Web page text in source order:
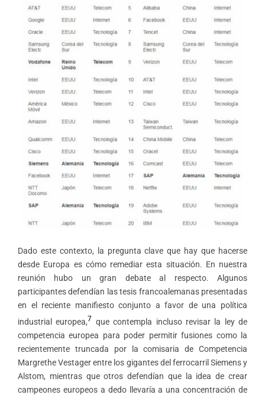
Dado este contexto, la pregunta clave que hay que hacerse
desde Europa es cómo remediar esta situación. En nuestra
reunión hubo un gran debate al respecto. Algunos
participantes defendían las tesis francoalemanas presentadas
en el reciente manifiesto conjunto a favor de una política
industrial europea,7 que contempla incluso revisar la ley de
competencia europea para poder permitir fusiones como la
recientemente truncada por la comisaria de Competencia
Margrethe Vestager entre los gigantes del ferrocarril Siemens y
Alstom, mientras que otros defendían que la idea de crear
campeones europeos a dedo llevaría a una concentración de